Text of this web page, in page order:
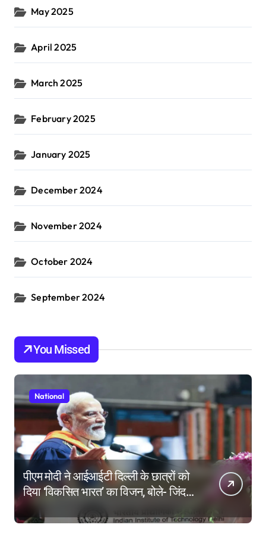
May 2025
April 2025
March 2025
February 2025
January 2025
December 2024
November 2024
October 2024
September 2024
You Missed
National
पीएम मोदी ने आईआईटी दिल्ली के छात्रों को
दिया ‘विकसित भारत’ का विजन, बोले- जिंदगी
की परीक्षा में सब कुछ आउट ऑफ सिलेबस
होता है